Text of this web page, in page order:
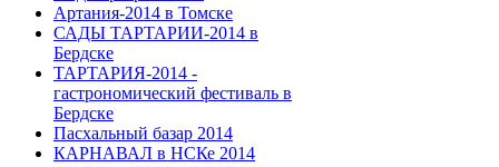
Артания-2014 в Томске
САДЫ ТАРТАРИИ-2014 в
Бердске
ТАРТАРИЯ-2014 -
гастрономический фестиваль в
Бердске
Пасхальный базар 2014
КАРНАВАЛ в НСКе 2014